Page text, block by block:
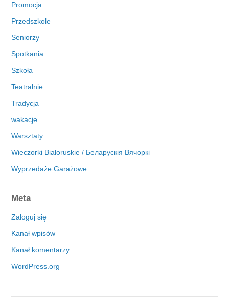
Promocja
Przedszkole
Seniorzy
Spotkania
Szkoła
Teatralnie
Tradycja
wakacje
Warsztaty
Wieczorki Białoruskie / Беларускія Вячоркі
Wyprzedaże Garażowe
Meta
Zaloguj się
Kanał wpisów
Kanał komentarzy
WordPress.org